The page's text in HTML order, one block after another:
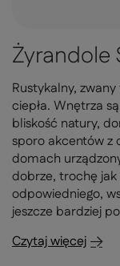
Żyrandole
Rustykalny,
ciepła. Wnętrza
bliskość natury,
sporo akcentów z
domach
dobrze, trochę
odpowiedniego,
jeszcze bardziej
Czytaj więcej